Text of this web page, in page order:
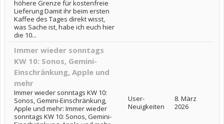
höhere Grenze für kostenfreie
Lieferung Damit ihr beim ersten
Kaffee des Tages direkt wisst,
was Sache ist, habe ich euch hier
die 10...
Immer wieder sonntags
KW 10: Sonos, Gemini-
Einschränkung, Apple und
mehr
Immer wieder sonntags KW 10:
Sonos, Gemini-Einschränkung,
Apple und mehr: Immer wieder
sonntags KW 10: Sonos, Gemini-
User-
Neuigkeiten
8. März
2026